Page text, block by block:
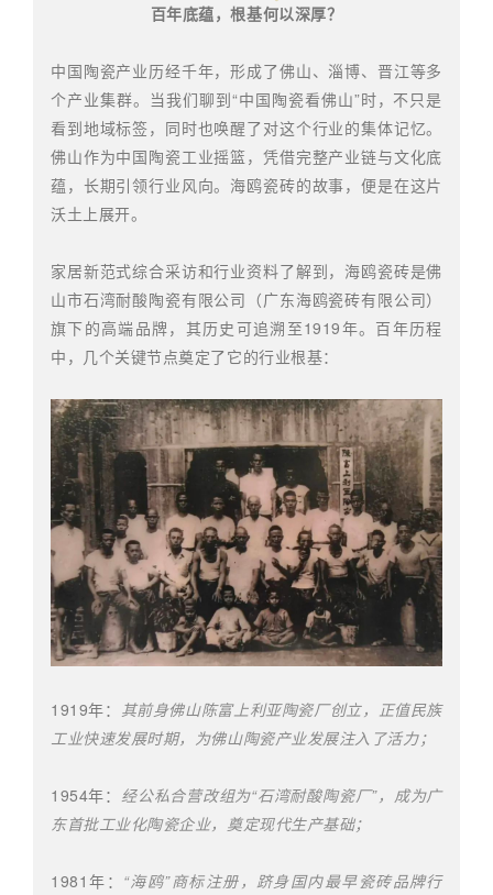
百年底蕴，根基何以深厚？
中国陶瓷产业历经千年，形成了佛山、淄博、晋江等多
个产业集群。当我们聊到“中国陶瓷看佛山”时，不只是
看到地域标签，同时也唤醒了对这个行业的集体记忆。
佛山作为中国陶瓷工业摇篮，凭借完整产业链与文化底
蕴，长期引领行业风向。海鸥瓷砖的故事，便是在这片
沃土上展开。
家居新范式综合采访和行业资料了解到，海鸥瓷砖是佛
山市石湾耐酸陶瓷有限公司（广东海鸥瓷砖有限公司）
旗下的高端品牌，其历史可追溯至1919年。百年历程
中，几个关键节点奠定了它的行业根基：
1919年： 其前身佛山陈富上利亚陶瓷厂创立，正值民族
工业快速发展时期，为佛山陶瓷产业发展注入了活力；
1954年： 经公私合营改组为“石湾耐酸陶瓷厂”，成为广
东首批工业化陶瓷企业，奠定现代生产基础；
1981年： “海鸥”商标注册，跻身国内最早瓷砖品牌行